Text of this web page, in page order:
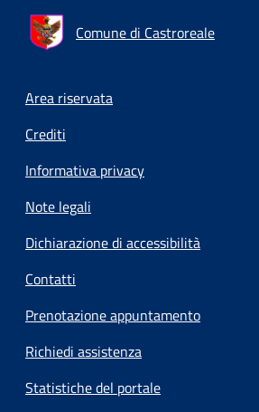
Comune di Castroreale
Footer menu
Area riservata
Crediti
Informativa privacy
Note legali
Dichiarazione di accessibilità
Contatti
Prenotazione appuntamento
Richiedi assistenza
Statistiche del portale